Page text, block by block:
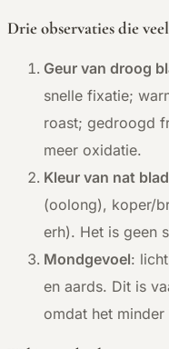
Drie observaties die
Geur van droog
snelle fixatie;
roast; gedroogd
meer oxidatie.
Kleur van nat blad
(oolong), koper/
erh). Het is geen
Mondgevoel:
en aards. Dit is
omdat het minder